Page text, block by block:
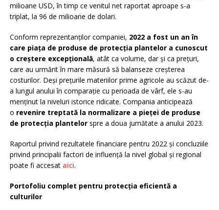
milioane USD, în timp ce venitul net raportat aproape s-a
triplat, la 96 de milioane de dolari.
Conform reprezentanților companiei, 2022 a fost un an în
care piața de produse de protecția plantelor a cunoscut
o creștere excepțională, atât ca volume, dar și ca prețuri,
care au urmărit în mare măsură să balanseze creșterea
costurilor. Deși prețurile materiilor prime agricole au scăzut de-
a lungul anului în comparație cu perioada de vârf, ele s-au
menținut la niveluri istorice ridicate. Compania anticipează
o revenire treptată la normalizare a pieței de produse
de protecția plantelor spre a doua jumătate a anului 2023.
Raportul privind rezultatele financiare pentru 2022 și concluziile
privind principalii factori de influență la nivel global și regional
poate fi accesat aici.
Portofoliu complet pentru protecția eficientă a
culturilor